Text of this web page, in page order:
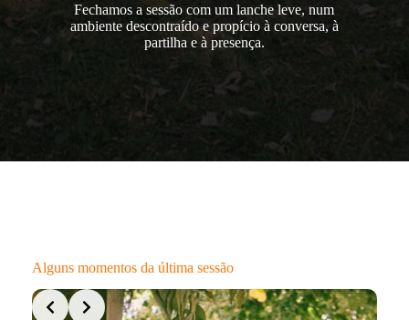
Fechamos a sessão com um lanche leve, num
ambiente descontraído e propício à conversa, à
partilha e à presença.
Alguns momentos da última sessão